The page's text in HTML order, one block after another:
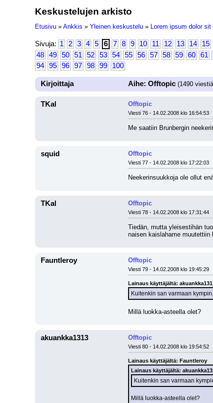
Keskustelujen arkisto
Etusivu » Ankkis » Yleinen keskustelu » Lorem ipsum dolor
Sivuja: 1 2 3 4 5 6 7 8 9 10 11 12 13 14 15
48
49 50 51 52 53 54 55 56 57 58 59 60 61
94
95 96 97 98 99 100
Kirjoittaja Aihe: Offtopic (1490
TKal Offtopic
Viesti 76 - 14.02.2008 klo 16:54:53
Me saatiin Brunbergin
squid Offtopic
Viesti 77 - 14.02.2008 klo 17:22:03
Neekerinsuukkoja ole ollut
TKal Offtopic
Viesti 78 - 14.02.2008 klo 17:31:44
Tiedän, mutta yleisestihän
naisen kaislahame
Fauntleroy Offtopic
Viesti 79 - 14.02.2008 klo 19:45:29
Lainaus käyttäjältä:
Kuitenkin san varmaan
Millä luokka-asteella olet?
akuankka1313 Offtopic
Viesti 80 - 14.02.2008 klo 19:54:52
Lainaus käyttäjältä: Fauntleroy
Lainaus käyttäjältä:
Kuitenkin san varmaan
Millä luokka-asteella olet?